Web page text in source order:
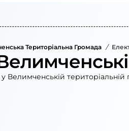
Територіальна Громада /
Велимченській